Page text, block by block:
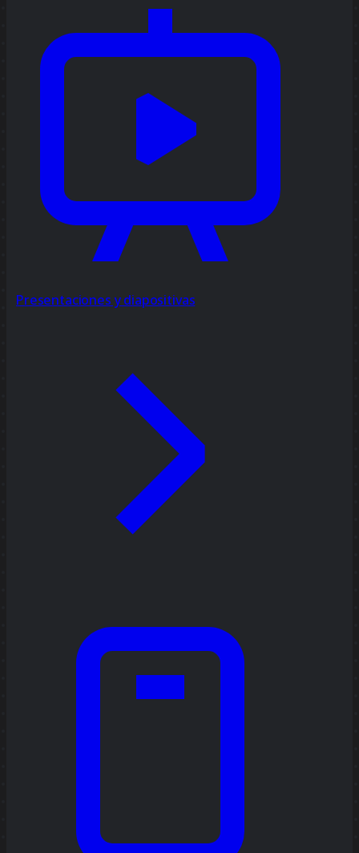
Presentaciones y diapositivas